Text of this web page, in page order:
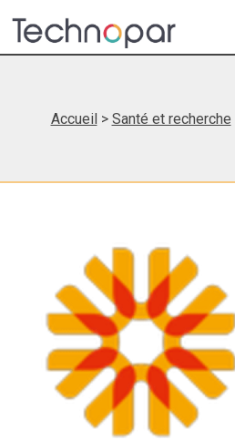
Accueil> Santé et recherche